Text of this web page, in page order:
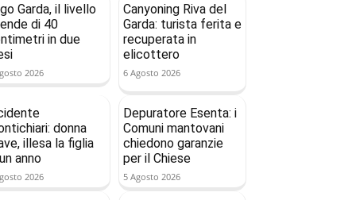
Garda, il livello
di 40
in due
2026
Canyoning Riva del
Garda: turista ferita e
recuperata in
elicottero
6 Agosto 2026
donna
illesa la figlia
anno
2026
Depuratore Esenta: i
Comuni mantovani
chiedono garanzie
per il Chiese
5 Agosto 2026